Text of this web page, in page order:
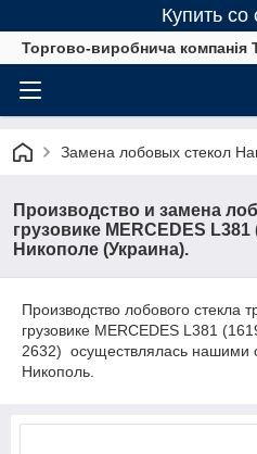
Купить со
Торгово-виробнича компанія
Замена лобовых стекол
Производство и замена
грузовике MERCEDES L381
Никополе (Украина).
Производство лобового стекла
грузовике MERCEDES L381
2632) осуществлялась нашими
Никополь.